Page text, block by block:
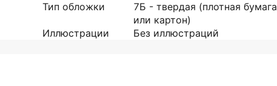
Тип обложки
7Б - твердая (плотная бумага
или картон)
Иллюстрации
Без иллюстраций